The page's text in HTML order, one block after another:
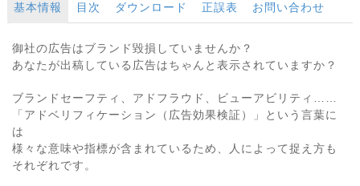
基本情報 目次 ダウンロード 正誤表 お問い合わせ
御社の広告はブランド毀損していませんか？
あなたが出稿している広告はちゃんと表示されていますか？
ブランドセーフティ、アドフラウド、ビューアビリティ……
「アドベリフィケーション（広告効果検証）」という言葉に
は
様々な意味や指標が含まれているため、人によって捉え方も
それぞれです。